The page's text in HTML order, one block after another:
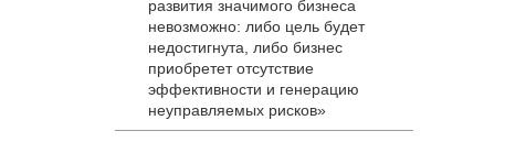
развития значимого бизнеса
невозможно: либо цель будет
недостигнута, либо бизнес
приобретет отсутствие
эффективности и генерацию
неуправляемых рисков»